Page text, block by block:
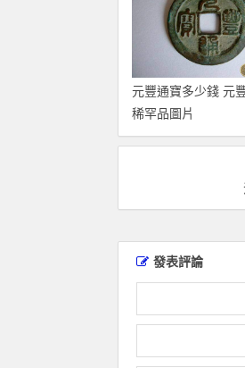
元豐通寶多少錢 元
稀罕品圖片
發表評論